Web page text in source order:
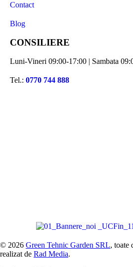
Contact
Blog
CONSILIERE
Luni-Vineri 09:00-17:00 | Sambata
Tel.: 0770 744 888
© 2026 Green Tehnic Garden SRL, toate
realizat de Rad Media.